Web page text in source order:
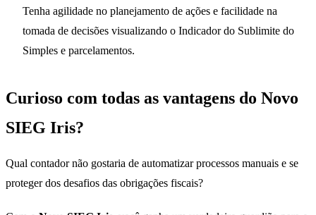
Tenha agilidade no planejamento de ações e facilidade na
tomada de decisões visualizando o Indicador do Sublimite do
Simples e parcelamentos.
Curioso com todas as vantagens do Novo
SIEG Iris?
Qual contador não gostaria de automatizar processos manuais e se
proteger dos desafios das obrigações fiscais?